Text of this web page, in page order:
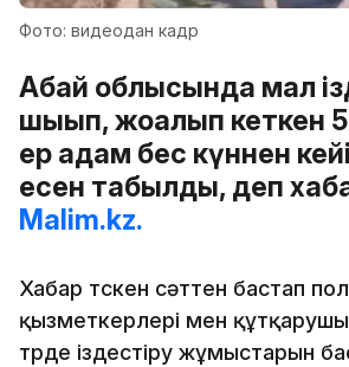
Фото: видеодан кадр
Абай облысында мал
шығып, жоғалып кеткен
ер адам бес күннен
есен табылды, деп
Malim.kz.
Хабар түскен сәттен бастап
қызметкерлері мен
түрде іздестіру жұмыстарын